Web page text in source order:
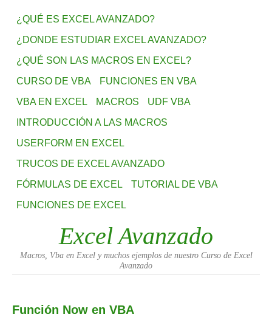
¿QUÉ ES EXCEL AVANZADO?
¿DONDE ESTUDIAR EXCEL AVANZADO?
¿QUÉ SON LAS MACROS EN EXCEL?
CURSO DE VBA
FUNCIONES EN VBA
VBA EN EXCEL
MACROS
UDF VBA
INTRODUCCIÓN A LAS MACROS
USERFORM EN EXCEL
TRUCOS DE EXCEL AVANZADO
FÓRMULAS DE EXCEL
TUTORIAL DE VBA
FUNCIONES DE EXCEL
Excel Avanzado
Macros, Vba en Excel y muchos ejemplos de nuestro Curso de Excel
Avanzado
Función Now en VBA